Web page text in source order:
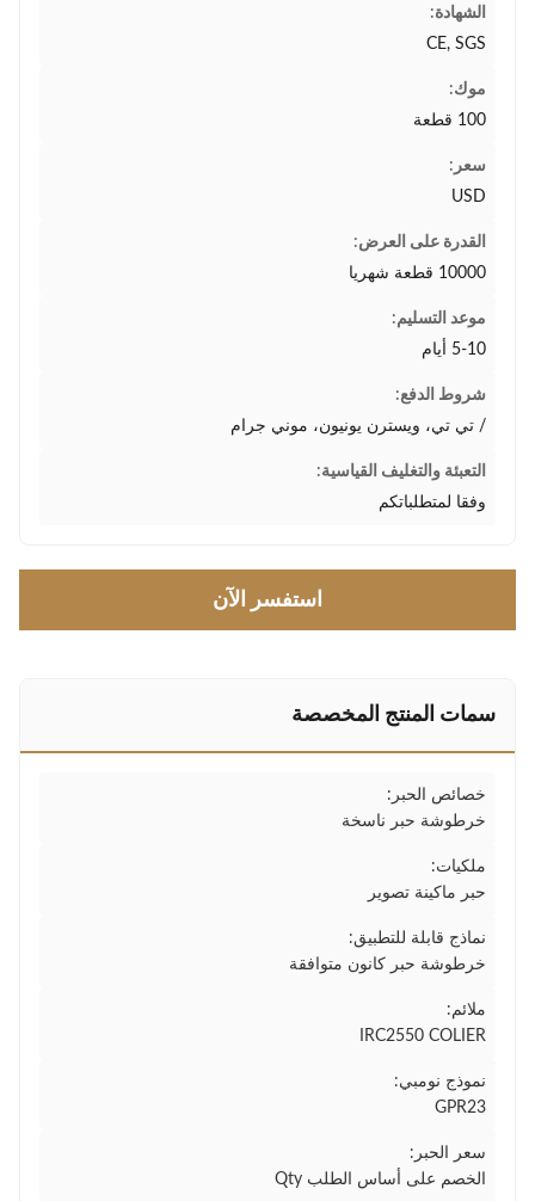
الشهادة:
CE, SGS
موك:
100 قطعة
سعر:
USD
القدرة على العرض:
10000 قطعة شهريا
موعد التسليم:
5-10 أيام
شروط الدفع:
/ تي تي، ويسترن يونيون، موني جرام
التعبئة والتغليف القياسية:
وفقا لمتطلباتكم
استفسر الآن
سمات المنتج المخصصة
خصائص الحبر:
خرطوشة حبر ناسخة
ملكيات:
حبر ماكينة تصوير
نماذج قابلة للتطبيق:
خرطوشة حبر كانون متوافقة
ملائم:
IRC2550 COLIER
نموذج نومبي:
GPR23
سعر الحبر:
الخصم على أساس الطلب Qty